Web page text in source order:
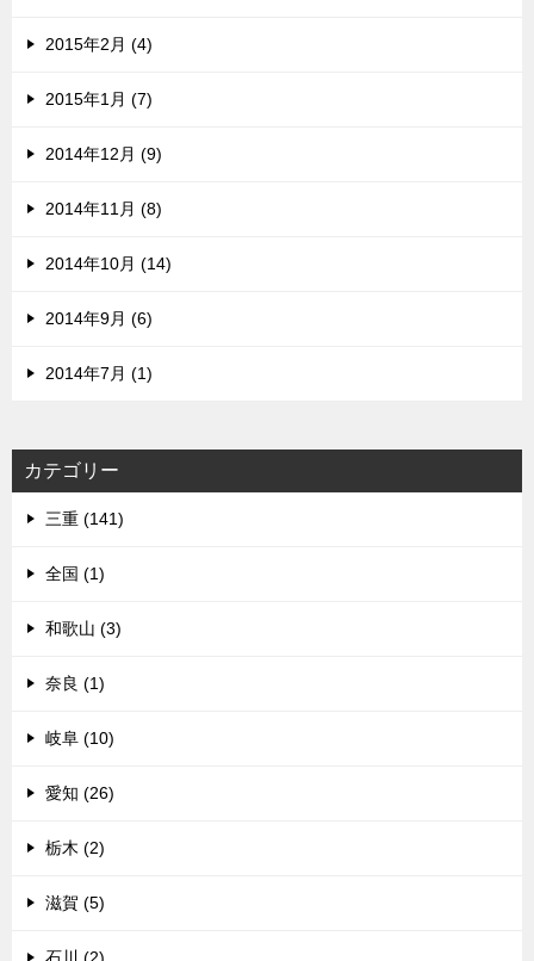
2015年2月 (4)
2015年1月 (7)
2014年12月 (9)
2014年11月 (8)
2014年10月 (14)
2014年9月 (6)
2014年7月 (1)
カテゴリー
三重 (141)
全国 (1)
和歌山 (3)
奈良 (1)
岐阜 (10)
愛知 (26)
栃木 (2)
滋賀 (5)